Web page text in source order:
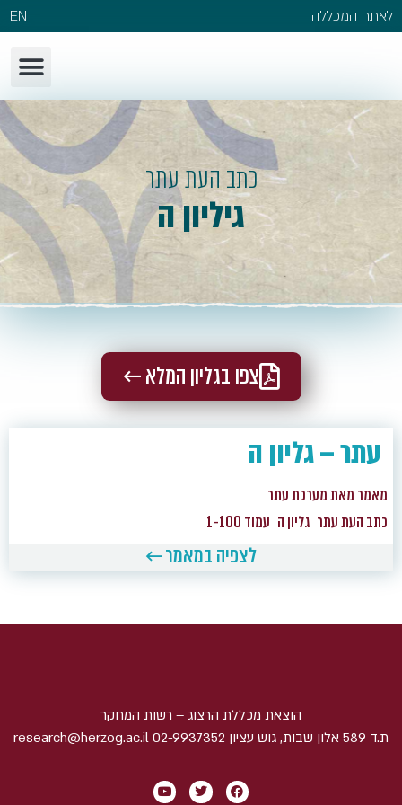
לאתר המכללה EN
כתב העת עתר
גיליון ה
צפו בגליון המלא ←
עתר – גליון ה
מאמר מאת מערכת עתר
כתב העת עתר גליון ה עמוד 1-100
לצפיה במאמר ←
הוצאת מכללת הרצוג – רשות המחקר
ת.ד 589 אלון שבות, גוש עציון 02-9937352 research@herzog.ac.il